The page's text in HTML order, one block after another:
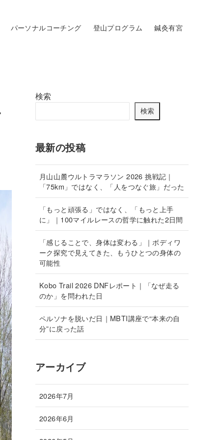
パーソナルコーチング 登山プログラム 鍼灸有宮
検索
検索
最新の投稿
月山山麓ウルトラマラソン 2026 挑戦記｜
「75km」ではなく、「人をつなぐ旅」だった
「もっと頑張る」ではなく、「もっと上手
に」｜100マイルレースの哲学に触れた2日間
「感じることで、身体は変わる」｜ボディワ
ーク探究で見えてきた、もうひとつの身体の
可能性
Kobo Trail 2026 DNFレポート｜「なぜ走る
のか」を問われた日
ペルソナを脱いだ日｜MBTI講座で“本来の自
分”に戻った話
アーカイブ
2026年7月
2026年6月